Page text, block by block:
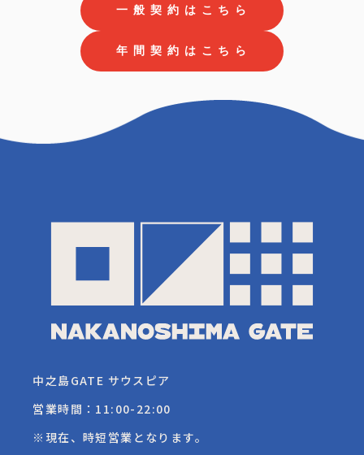
一 般 契 約 は こ ち ら
年 間 契 約 は こ ち ら
中之島GATE サウスピア
営業時間：11:00-22:00
※現在、時短営業となります。